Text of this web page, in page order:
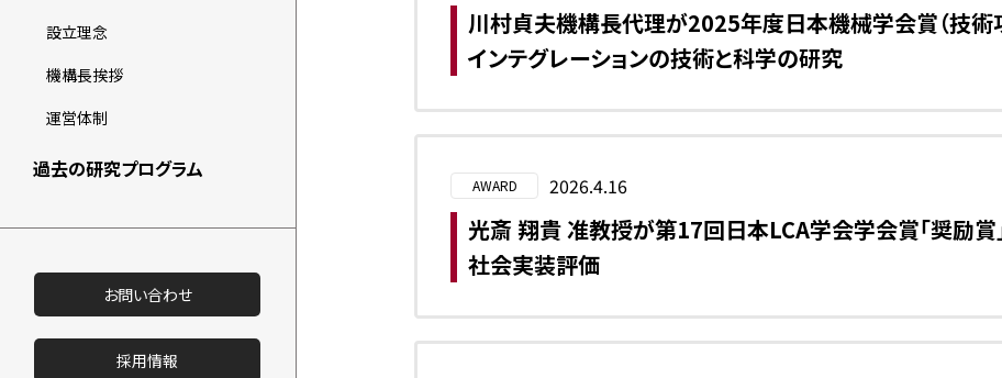
設立理念
機構長挨拶
運営体制
過去の研究プログラム
お問い合わせ
採用情報
川村貞夫機構長代理が2025年度日本機械学会賞（技術
インテグレーションの技術と科学の研究
AWARD 2026.4.16
光斎 翔貴 准教授が第17回日本LCA学会学会賞「奨励
社会実装評価